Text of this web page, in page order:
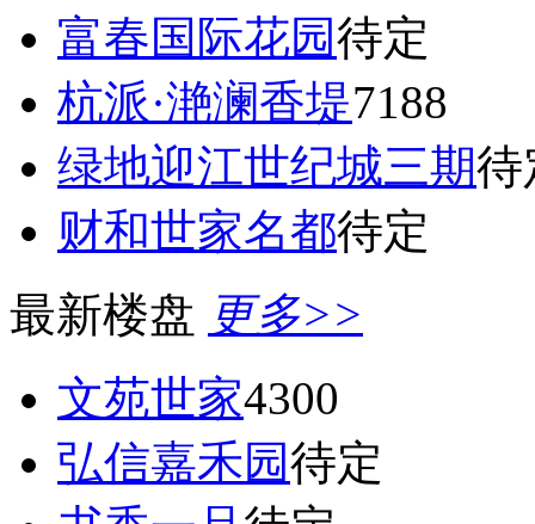
富春国际花园待定
杭派·滟澜香堤7188
绿地迎江世纪城三期待
财和世家名都待定
最新楼盘 更多>>
文苑世家4300
弘信嘉禾园待定